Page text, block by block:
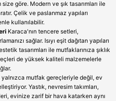
göre. Modern ve şık tasarımları ile
Çelik ve paslanmaz yapıları
kullanılabilir.
Karaca'nın tencere setleri,
sağlar. Isıyı eşit dağıtan yapıları
tasarımları ile mutfaklarınıza şıklık
de yüksek kaliteli malzemelerle
yalnızca mutfak gereçleriyle değil, ev
Yastık, nevresim takımları,
evinize zarif bir hava katarken aynı